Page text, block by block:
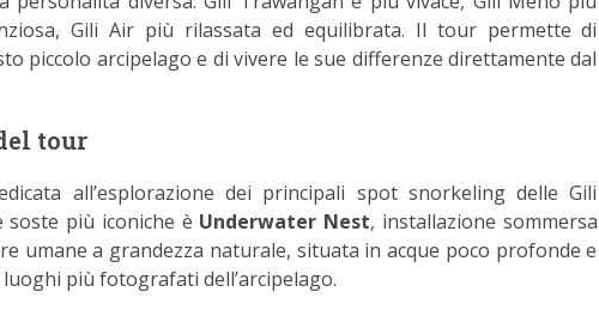
Gili Air più rilassata ed equilibrata. Il tour permette di
piccolo arcipelago e di vivere le sue differenze direttamente dal
tour
all’esplorazione dei principali spot snorkeling delle Gili
soste più iconiche è Underwater Nest, installazione sommersa
umane a grandezza naturale, situata in acque poco profonde e
più fotografati dell’arcipelago.